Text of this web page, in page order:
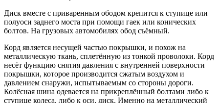
Диск вместе с приваренным ободом крепится к ступице или
полуоси заднего моста при помощи гаек или конических
болтов. На грузовых автомобилях обод съёмный.
Корд является несущей частью покрышки, и похож на
металлическую ткань, сплетённую из тонкой проволоки. Корд
несёт функцию снятия давления с внутренней поверхности
покрышки, которое производится сжатым воздухом и
давлением снаружи, испытываемым со стороны дороги.
Колёсная шина одевается на прикреплённый болтами либо к
ступице колеса, либо к оси, диск. Именно на металлический